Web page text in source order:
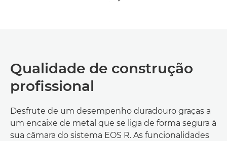
Qualidade de construção
profissional
Desfrute de um desempenho duradouro graças a
um encaixe de metal que se liga de forma segura à
sua câmara do sistema EOS R. As funcionalidades